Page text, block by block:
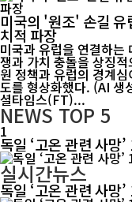
미국의 '원조' 손길
치적 파장
미국과 유럽을 연결하는
쟁과 가치 충돌을 상징
원 정책과 유럽의 경계
도를 형상화했다. (AI 생성 이미지) [인터내셔널
셜타임스(FT)...
NEWS TOP 5
1
독일 ‘고온 관련 사
실시간뉴스
독일 ‘고온 관련 사